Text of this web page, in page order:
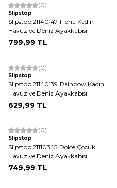
Yeni (0)
Slipstop
Slipstop 21140147 Fiona Kadın
Havuz ve Deniz Ayakkabısı
799,99 TL
Yeni (0)
Slipstop
Slipstop 21140139 Rainbow Kadın
Havuz ve Deniz Ayakkabısı
629,99 TL
Yeni (0)
Slipstop
Slipstop 21110345 Dolce Çocuk
Havuz ve Deniz Ayakkabısı
749,99 TL